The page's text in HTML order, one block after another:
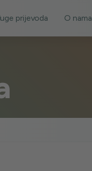
prijevoda O nama